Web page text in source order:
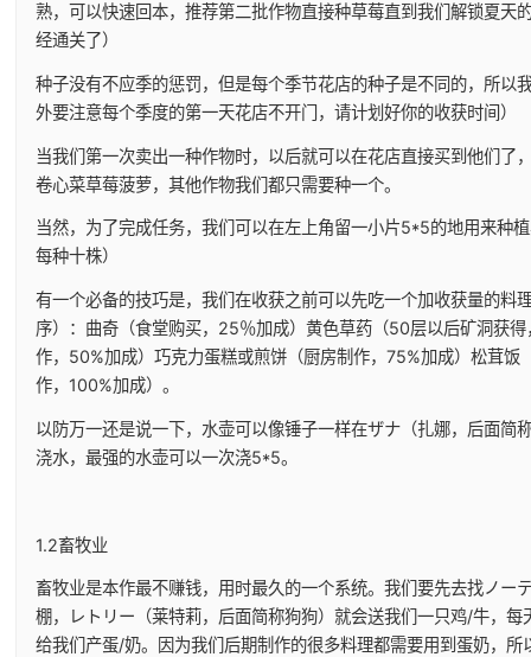
熟，可以快速回本，推荐第二批作物直接种草莓直到我们解锁夏天
经通关了）
种子没有不应季的惩罚，但是每个季节花店的种子是不同的，所以
外要注意每个季度的第一天花店不开门，请计划好你的收获时间）
当我们第一次卖出一种作物时，以后就可以在花店直接买到他们了
卷心菜草莓菠萝，其他作物我们都只需要种一个。
当然，为了完成任务，我们可以在左上角留一小片5*5的地用来种
每种十株）
有一个必备的技巧是，我们在收获之前可以先吃一个加收获量的料
序）：曲奇（食堂购买，25％加成）黄色草药（50层以后矿洞获
作，50%加成）巧克力蛋糕或煎饼（厨房制作，75%加成）松茸饭
作，100%加成）。
以防万一还是说一下，水壶可以像锤子一样在ザナ（扎娜，后面简
浇水，最强的水壶可以一次浇5*5。
1.2畜牧业
畜牧业是本作最不赚钱，用时最久的一个系统。我们要先去找ノー
棚，レトリー（莱特莉，后面简称狗狗）就会送我们一只鸡/牛，
给我们产蛋/奶。因为我们后期制作的很多料理都需要用到蛋奶，所